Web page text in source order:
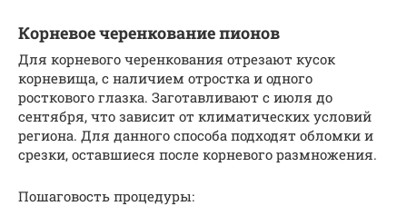
Корневое черенкование пионов
Для корневого черенкования отрезают кусок
корневища, с наличием отростка и одного
росткового глазка. Заготавливают с июля до
сентября, что зависит от климатических условий
региона. Для данного способа подходят обломки и
срезки, оставшиеся после корневого размножения.
Пошаговость процедуры: